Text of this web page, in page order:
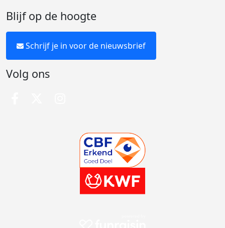
Blijf op de hoogte
Schrijf je in voor de nieuwsbrief
Volg ons